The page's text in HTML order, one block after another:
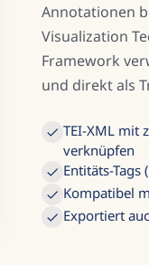
Annotationen
Visualization
Framework
und direkt als
TEI-XML mit
verknüpfen
Entitäts-
Kompatibel
Exportiert